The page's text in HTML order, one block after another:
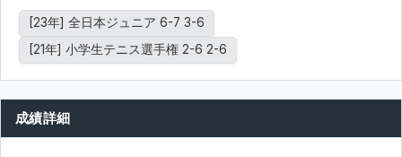
[23年] 全日本ジュニア 6-7 3-6
[21年] 小学生テニス選手権 2-6 2-6
成績詳細